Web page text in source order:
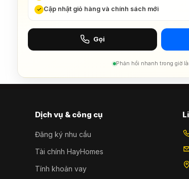
Cập nhật giỏ hàng và chính sách mới
Gọi
Phản hồi nhanh trong giờ
Dịch vụ & công cụ
Đăng ký nhu cầu
Tài chính HayHomes
Tính khoản vay